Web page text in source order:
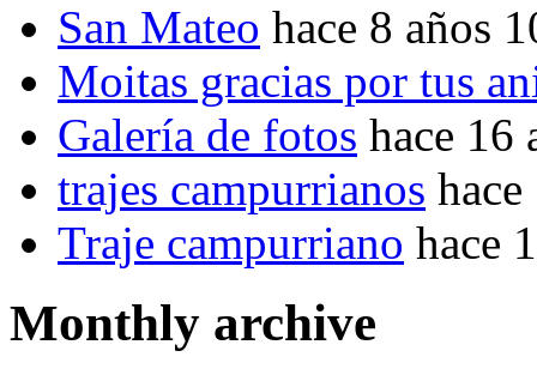
San Mateo hace 8 años
Moitas gracias por tus
Galería de fotos hace 16
trajes campurrianos
Traje campurriano hace
Monthly archive